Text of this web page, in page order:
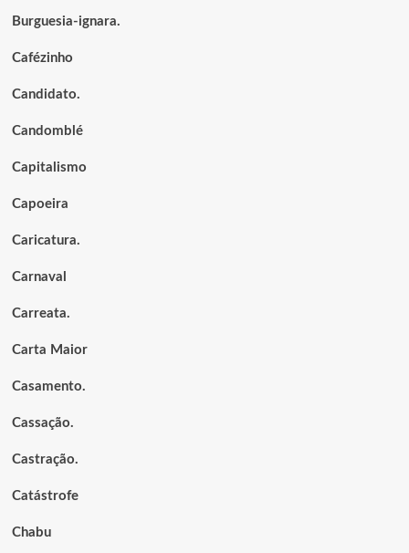
Burguesia-ignara.
Cafézinho
Candidato.
Candomblé
Capitalismo
Capoeira
Caricatura.
Carnaval
Carreata.
Carta Maior
Casamento.
Cassação.
Castração.
Catástrofe
Chabu